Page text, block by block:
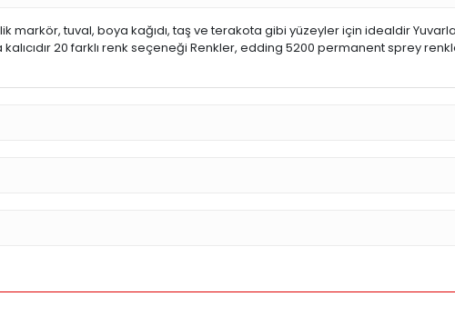
tuval, boya kağıdı, taş ve terakota gibi yüzeyler için idealdir
kalıcıdır 20 farklı renk seçeneği Renkler, edding 5200 permanent sprey